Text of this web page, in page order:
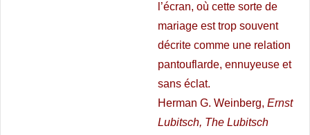
l’écran, où cette sorte de
mariage est trop souvent
décrite comme une relation
pantouflarde, ennuyeuse et
sans éclat.
Herman G. Weinberg,Ernst
Lubitsch, The Lubitsch